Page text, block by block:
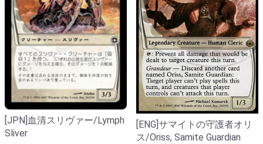
[JPN]血清スリヴァー/Lymph
Sliver
[ENG]サマイトの守護者オリ
ス/Oriss, Samite Guardian